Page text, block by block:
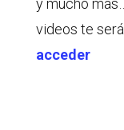
y mucho
videos te
acceder